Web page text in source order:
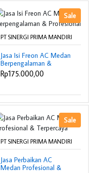
Sale
PT SINERGI PRIMA MANDIRI
Jasa Isi Freon AC Medan
Berpengalaman &
Profesional
Rp175.000,00
Sale
PT SINERGI PRIMA MANDIRI
Jasa Perbaikan AC
Medan Profesional &